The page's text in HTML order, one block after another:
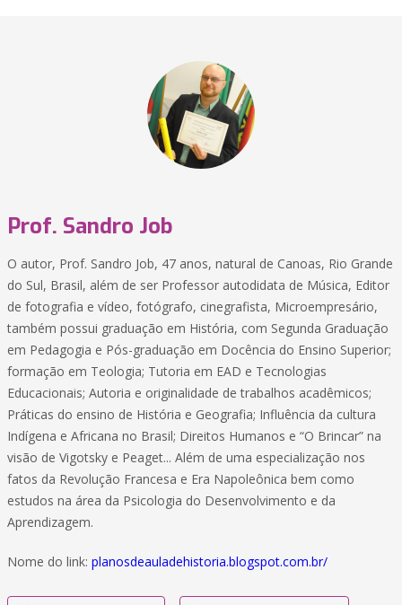
Prof. Sandro Job
O autor, Prof. Sandro Job, 47 anos, natural de Canoas, Rio Grande
do Sul, Brasil, além de ser Professor autodidata de Música, Editor
de fotografia e vídeo, fotógrafo, cinegrafista, Microempresário,
também possui graduação em História, com Segunda Graduação
em Pedagogia e Pós-graduação em Docência do Ensino Superior;
formação em Teologia; Tutoria em EAD e Tecnologias
Educacionais; Autoria e originalidade de trabalhos acadêmicos;
Práticas do ensino de História e Geografia; Influência da cultura
Indígena e Africana no Brasil; Direitos Humanos e “O Brincar” na
visão de Vigotsky e Peaget... Além de uma especialização nos
fatos da Revolução Francesa e Era Napoleônica bem como
estudos na área da Psicologia do Desenvolvimento e da
Aprendizagem.
Nome do link: planosdeauladehistoria.blogspot.com.br/